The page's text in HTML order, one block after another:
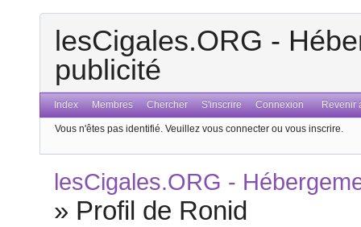
lesCigales.ORG -
publicité
Index Membres Chercher S'inscrire Connexion Revenir
Vous n'êtes pas identifié. Veuillez vous connecter ou vous inscrire.
lesCigales.ORG -
» Profil de Ronid